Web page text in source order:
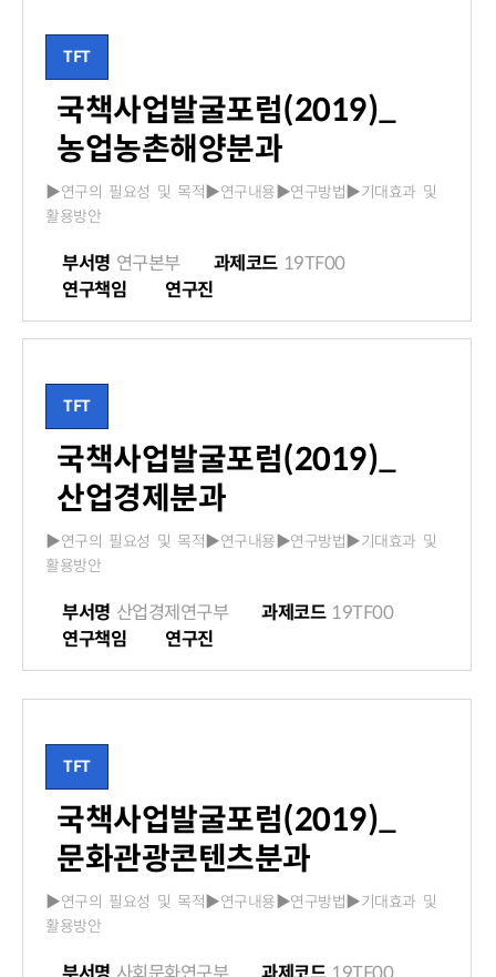
TFT
국책사업발굴포럼(2019)_
농업농촌해양분과
▶연구의 필요성 및 목적▶연구내용▶연구방법▶기대효과 및
활용방안
부서명 연구본부 과제코드 19TF00
연구책임
연구진
TFT
국책사업발굴포럼(2019)_
산업경제분과
▶연구의 필요성 및 목적▶연구내용▶연구방법▶기대효과 및
활용방안
부서명 산업경제연구부 과제코드 19TF00
연구책임
연구진
TFT
국책사업발굴포럼(2019)_
문화관광콘텐츠분과
▶연구의 필요성 및 목적▶연구내용▶연구방법▶기대효과 및
활용방안